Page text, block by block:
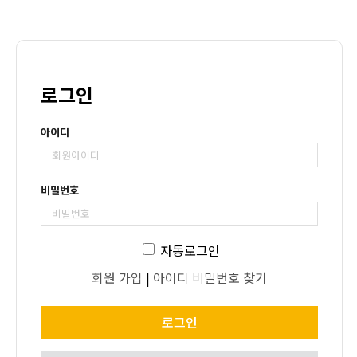
로그인
아이디
비밀번호
자동로그인
회원 가입 | 아이디 비밀번호 찾기
로그인